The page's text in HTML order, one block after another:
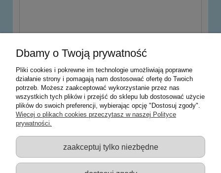
Warunki zakupów
Moje konto
Informacje o sklepie
Sklep z zabawkami Łódź :: Hurownia zabawek :: Zabawki
edukacyjne :: Zestawy artystyczne :: Zabawki :: samochody Welly
:: Zabawkownia :: zabawki dla dzieci :: Lalki :: Klocki :: Artykuły
Dbamy o Twoją prywatność
Pliki cookies i pokrewne im technologie umożliwiają poprawne
działanie strony i pomagają nam dostosować ofertę do Twoich
potrzeb. Możesz zaakceptować wykorzystanie przez nas
wszystkich tych plików i przejść do sklepu lub dostosować użycie
plików do swoich preferencji, wybierając opcję "Dostosuj zgody".
Więcej o plikach cookies przeczytasz w naszej Polityce
prywatności.
zaakceptuj tylko niezbędne